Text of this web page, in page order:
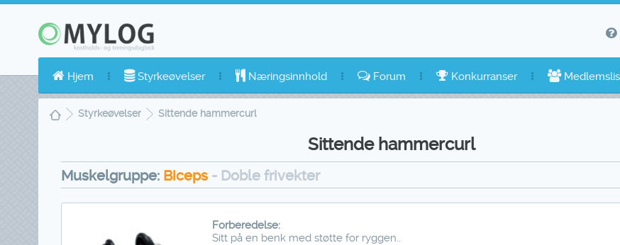
Hjem Styrkeøvelser Næringsinnhold Forum Konkurranser
Styrkeøvelser Sittende hammercurl
Sittende hammercurl
Muskelgruppe: Biceps- Doble frivekter
Forberedelse:
Sitt på en benk med støtte for ryggen..